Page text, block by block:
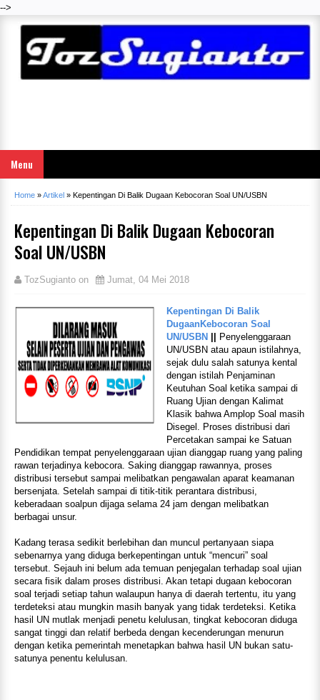
-->
Menu
Home »Artikel » Kepentingan Di Balik Dugaan Kebocoran Soal UN/USBN
Kepentingan Di Balik Dugaan Kebocoran
Soal UN/USBN
TozSugianto on Jumat, 04 Mei 2018
Kepentingan Di Balik
DugaanKebocoran Soal
UN/USBN
Penyelenggaraan
UN/USBN atau apaun istilahnya,
sejak dulu salah satunya kental
dengan istilah Penjaminan
Keutuhan Soal ketika sampai di
Ruang Ujian dengan Kalimat
Klasik bahwa Amplop Soal masih
Disegel. Proses distribusi dari
Percetakan sampai ke Satuan
Pendidikan tempat penyelenggaraan ujian dianggap ruang yang paling
rawan terjadinya kebocora. Saking dianggap rawannya, proses
distribusi tersebut sampai melibatkan pengawalan aparat keamanan
bersenjata. Setelah sampai di titik-titik perantara distribusi,
keberadaan soalpun dijaga selama 24 jam dengan melibatkan
berbagai unsur.
Kadang terasa sedikit berlebihan dan muncul pertanyaan siapa
sebenarnya yang diduga berkepentingan untuk “mencuri” soal
tersebut. Sejauh ini belum ada temuan penjegalan terhadap soal ujian
secara fisik dalam proses distribusi. Akan tetapi dugaan kebocoran
soal terjadi setiap tahun walaupun hanya di daerah tertentu, itu yang
terdeteksi atau mungkin masih banyak yang tidak terdeteksi. Ketika
hasil UN mutlak menjadi penetu kelulusan, tingkat kebocoran diduga
sangat tinggi dan relatif berbeda dengan kecenderungan menurun
dengan ketika pemerintah menetapkan bahwa hasil UN bukan satu-
satunya penentu kelulusan.